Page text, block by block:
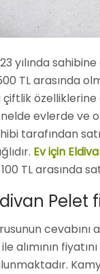
yılında
TL arasında
çiftlik özelliklerine
evlerde ve
tarafından
Ev için
TL arasında
Pelet
cevabını
ile alımının